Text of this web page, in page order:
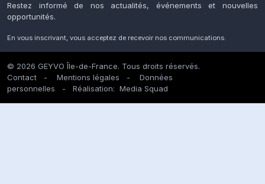
Restez informé de nos actualités, événements et nouvelles
opportunités.
En vous inscrivant, vous acceptez de recevoir nos communications.
© 2026 GEYVO Île-de-France. Tous droits réservés.
Contact - Mentions légales - Données
personnelles - Réalisation: Media Squad